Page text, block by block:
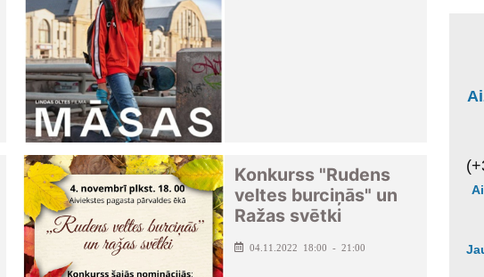
Konkurss "Rudens
veltes burciņās" un
Ražas svētki
04.11.2022 18:00 - 21:00